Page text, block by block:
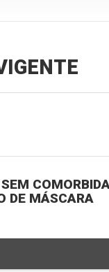
DE MÁSCARA